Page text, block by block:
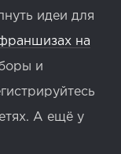
идеи для
на
и
А ещё у